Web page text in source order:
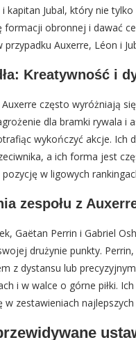
kapitan Jubal, który nie
obronnej i dawać
Auxerre, Léon i
Kreatywność i
często wyróżniają
dla bramki rywala
wykończyć akcje. Ich
a ich forma jest
w ligowych
zespołu z
Gaëtan Perrin i Gabriel
drużynie punkty.
z dystansu lub
i w walce o górne piłki.
zestawieniach